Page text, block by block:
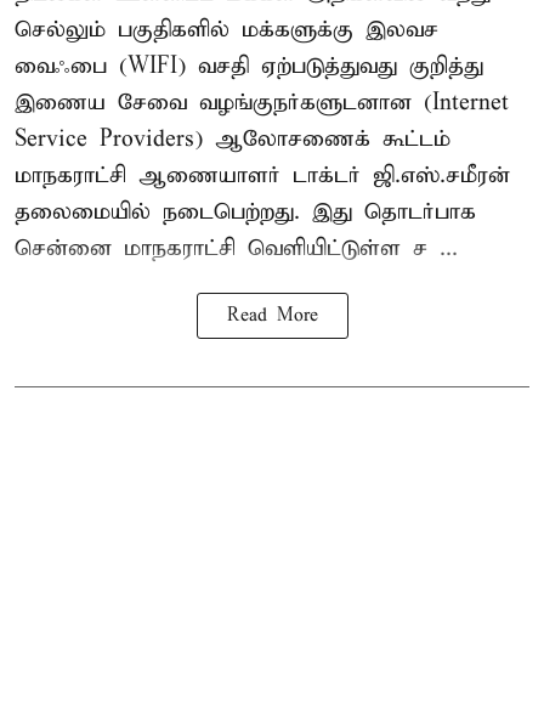
செல்லும் பகுதிகளில் மக்களுக்கு இலவச
வைஃபை (WIFI) வசதி ஏற்படுத்துவது குறித்து
இணைய சேவை வழங்குநர்களுடனான (Internet
Service Providers) ஆலோசணைக் கூட்டம்
மாநகராட்சி ஆணையாளர் டாக்டர் ஜி.எஸ்.சமீரன்
தலைமையில் நடைபெற்றது. இது தொடர்பாக
சென்னை மாநகராட்சி வெளியிட்டுள்ள ச ...
Read More